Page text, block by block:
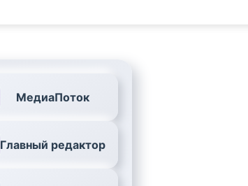
МедиаПоток
Главный редактор